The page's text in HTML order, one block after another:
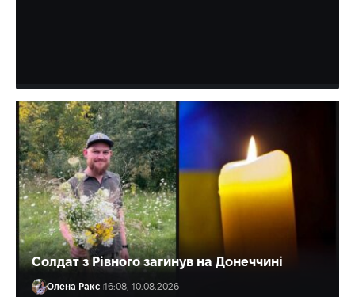
Солдат з Рівного загинув на Донеччині
Олена Ракс 16:08, 10.08.2026